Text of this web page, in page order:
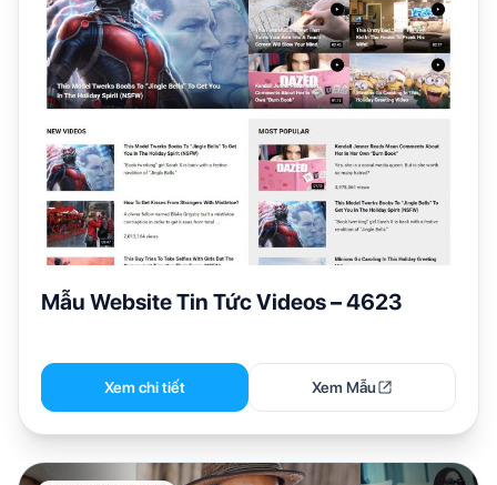
Mẫu Website Tin Tức Videos – 4623
Xem chi tiết Xem Mẫu